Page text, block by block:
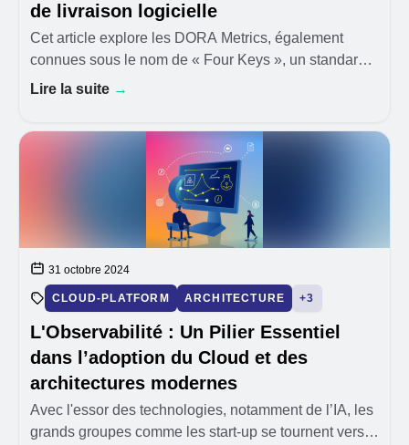
de livraison logicielle
Cet article explore les DORA Metrics, également
connues sous le nom de « Four Keys », un standard
émergent pour évaluer la performance de la livraison
Lire la suite →
31 octobre 2024
CLOUD-PLATFORM ARCHITECTURE +3
L'Observabilité : Un Pilier Essentiel
dans l’adoption du Cloud et des
architectures modernes
Avec l'essor des technologies, notamment de l’IA, les
grands groupes comme les start-up se tournent vers